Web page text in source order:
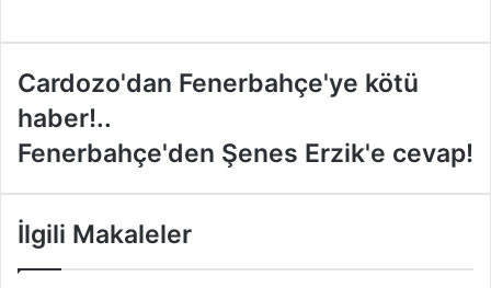
C
r
d
z
Cardozo'dan Fenerbahçe'ye kötü
haber!..
F
n
e
Fenerbahçe'den Şenes Erzik'e cevap!
İlgili Makaleler